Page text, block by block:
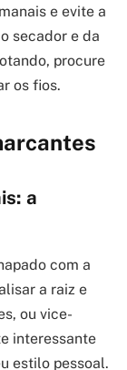
e evite a
secador e da
procure
os fios.
a
com a
a raiz e
ou vice-
interessante
estilo pessoal.